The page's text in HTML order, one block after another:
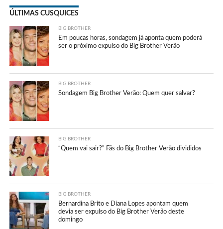
ÚLTIMAS CUSQUICES
BIG BROTHER
Em poucas horas, sondagem já aponta quem poderá
ser o próximo expulso do Big Brother Verão
BIG BROTHER
Sondagem Big Brother Verão: Quem quer salvar?
BIG BROTHER
“Quem vai sair?” Fãs do Big Brother Verão divididos
BIG BROTHER
Bernardina Brito e Diana Lopes apontam quem
devia ser expulso do Big Brother Verão deste
domingo